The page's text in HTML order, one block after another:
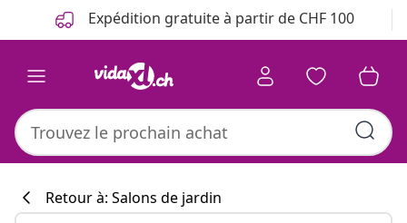
Précédent Expédition gratuite à partir de CHF 100
Retour à: Salons de jardin